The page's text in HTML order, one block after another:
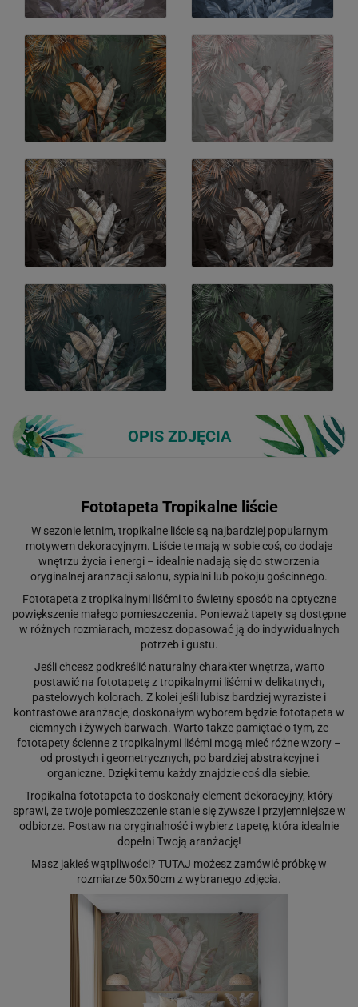
OPIS ZDJĘCIA
Fototapeta Tropikalne liście
W sezonie letnim, tropikalne liście są najbardziej popularnym
motywem dekoracyjnym. Liście te mają w sobie coś, co dodaje
wnętrzu życia i energi – idealnie nadają się do stworzenia
oryginalnej aranżacji salonu, sypialni lub pokoju gościnnego.
Fototapeta z tropikalnymi liśćmi to świetny sposób na optyczne
powiększenie małego pomieszczenia. Ponieważ tapety są dostępne
w różnych rozmiarach, możesz dopasować ją do indywidualnych
potrzeb i gustu.
Jeśli chcesz podkreślić naturalny charakter wnętrza, warto
postawić na fototapetę z tropikalnymi liśćmi w delikatnych,
pastelowych kolorach. Z kolei jeśli lubisz bardziej wyraziste i
kontrastowe aranżacje, doskonałym wyborem będzie fototapeta w
ciemnych i żywych barwach. Warto także pamiętać o tym, że
fototapety ścienne z tropikalnymi liśćmi mogą mieć różne wzory –
od prostych i geometrycznych, po bardziej abstrakcyjne i
organiczne. Dzięki temu każdy znajdzie coś dla siebie.
Tropikalna fototapeta to doskonały element dekoracyjny, który
sprawi, że twoje pomieszczenie stanie się żywsze i przyjemniejsze w
odbiorze. Postaw na oryginalność i wybierz tapetę, która idealnie
dopełni Twoją aranżację!
Masz jakieś wątpliwości? TUTAJ możesz zamówić próbkę w
rozmiarze 50x50cm z wybranego zdjęcia.